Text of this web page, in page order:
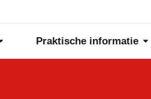
Praktische informatie